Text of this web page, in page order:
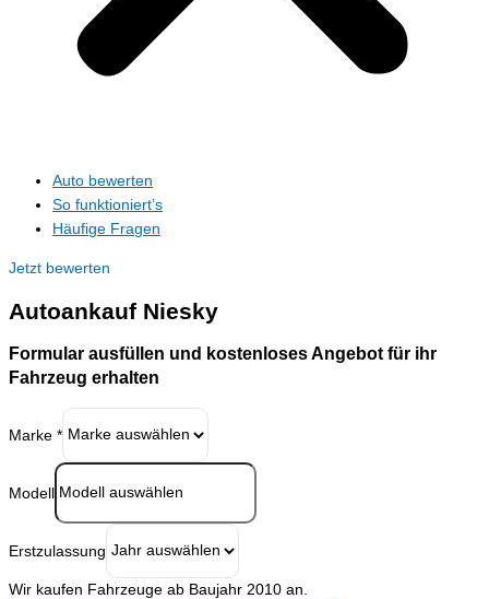
Auto bewerten
So funktioniert’s
Häufige Fragen
Jetzt bewerten
Autoankauf Niesky
Formular ausfüllen und kostenloses Angebot für ihr
Fahrzeug erhalten
Marke *
Modell
Erstzulassung
Wir kaufen Fahrzeuge ab Baujahr 2010 an.